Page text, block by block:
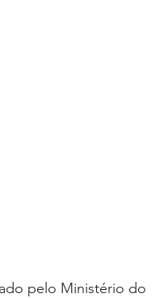
pelo Ministério do